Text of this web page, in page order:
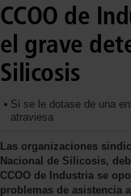
CCOO de
el grave
Silicosis
Si se le dotase de una
atraviesa
Las organizaciones
Nacional de Silicosis,
CCOO de Industria se
problemas de asistencia